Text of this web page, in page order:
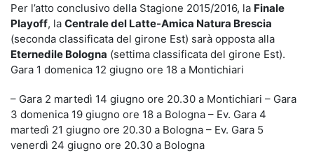
Per l’atto conclusivo della Stagione 2015/2016, la Finale
Playoff, la Centrale del Latte-Amica Natura Brescia
(seconda classificata del girone Est) sarà opposta alla
Eternedile Bologna (settima classificata del girone Est).
Gara 1 domenica 12 giugno ore 18 a Montichiari
– Gara 2 martedì 14 giugno ore 20.30 a Montichiari – Gara
3 domenica 19 giugno ore 18 a Bologna – Ev. Gara 4
martedì 21 giugno ore 20.30 a Bologna – Ev. Gara 5
venerdì 24 giugno ore 20.30 a Bologna